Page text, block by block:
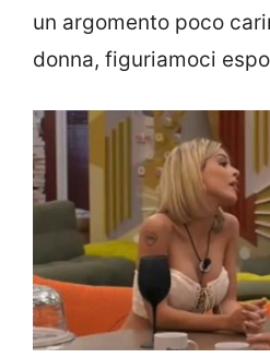
un argomento poco
donna, figuriamoci